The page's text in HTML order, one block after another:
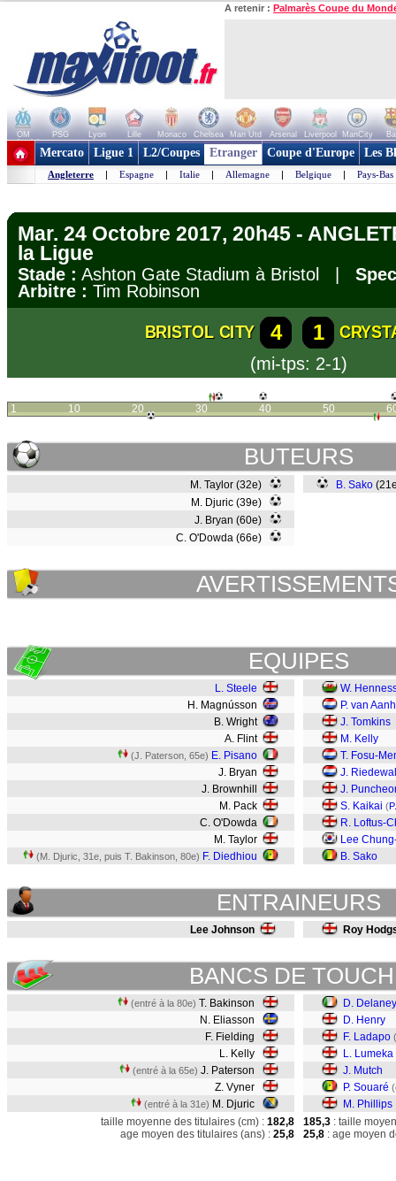
A retenir : Palmarès Coupe du
OM PSG Lyon Lille Monaco Chelsea Man Utd Arsenal Liverpool ManCity
+ de clubs
Mercato Ligue 1 L2/Coupes Etranger Coupe d'Europe Les
Angleterre | Espagne | Italie | Allemagne | Belgique | Pays-Bas
Mar. 24 Octobre 2017, 20h45 -
la Ligue
Stade : Ashton Gate Stadium à Bristol |
Arbitre : Tim Robinson
BRISTOL CITY 4 1
(mi-tps: 2-1)
1 10 20 30 40 50
BUTEURS
M. Taylor (32e)
M. Djuric (39e)
J. Bryan (60e)
C. O'Dowda (66e)
B. Sako
EQUIPES
L. Steele
H. Magnússon
B. Wright
A. Flint
(J. Paterson, 65e) E. Pisano
J. Bryan
J. Brownhill
M. Pack
C. O'Dowda
M. Taylor
(M. Djuric, 31e, puis T. Bakinson, 80e) F. Diedhiou
W.
P. van
J. Tomkins
M. Kelly
T. Fosu-
J.
J.
S. Kaikai (
R. Loftus-
Lee
B. Sako
ENTRAINEURS
Lee Johnson Roy
BANCS DE
(entré à la 80e) T. Bakinson
N. Eliasson
F. Fielding
L. Kelly
(entré à la 65e) J. Paterson
Z. Vyner
(entré à la 31e) M. Djuric
D. Delaney
D. Henry
F. Ladapo
L. Lumeka
J. Mutch
P. Souaré
M. Phillips
taille moyenne des titulaires (cm) : 182,8
age moyen des titulaires (ans) : 25,8
185,3 : taille
25,8 : age moyen